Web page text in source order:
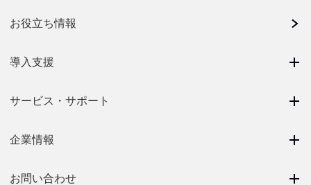
お役立ち情報
導入支援
サービス・サポート
企業情報
お問い合わせ